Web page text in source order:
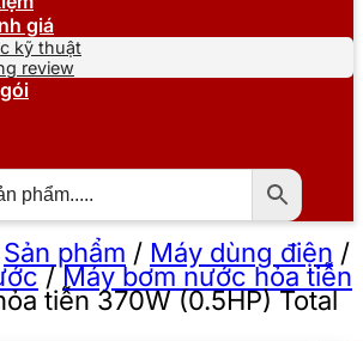
giá
kỹ thuật
review
Sản phẩm / Máy dùng điện /
/Máy bơm nước hỏa tiễn
tiễn 370W (0.5HP) Total